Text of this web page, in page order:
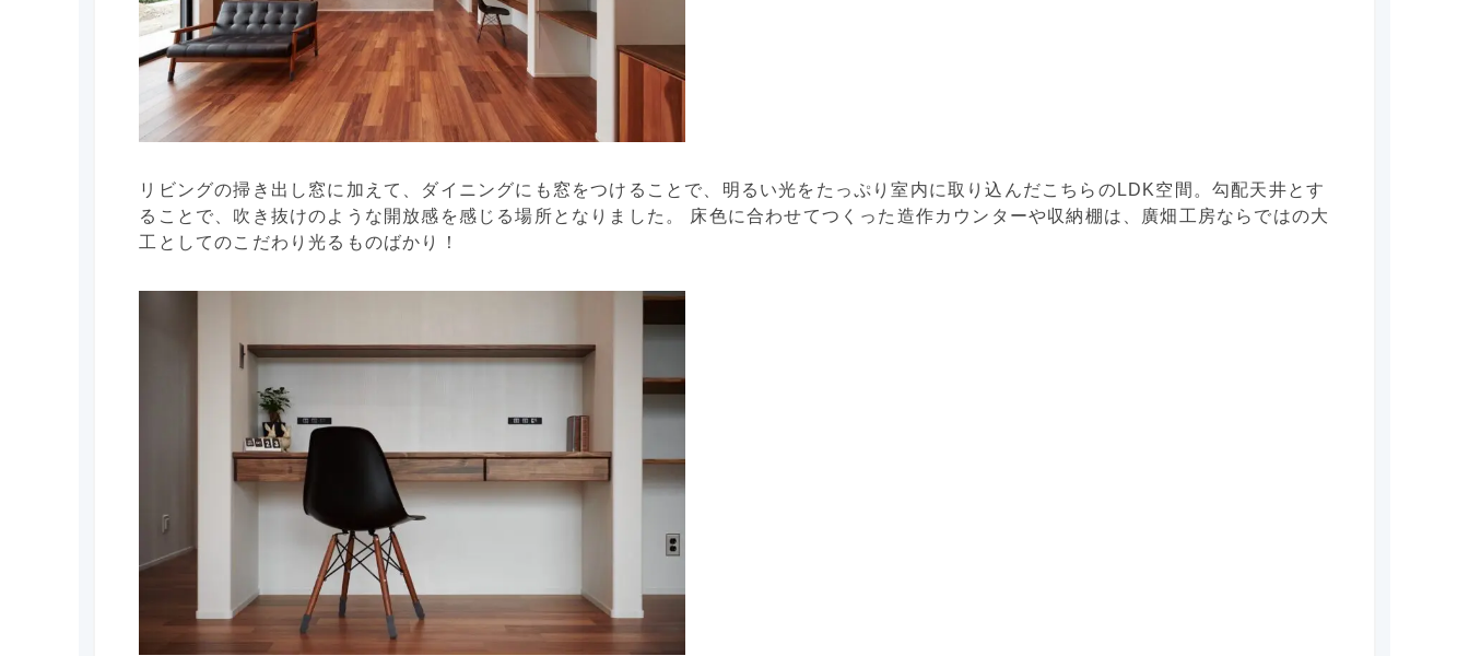
リビングの掃き出し窓に加えて、ダイニングにも窓をつけることで、明るい光をたっぷり室内に取り込んだこちらのLDK空間。勾配天井とす
ることで、吹き抜けのような開放感を感じる場所となりました。 床色に合わせてつくった造作カウンターや収納棚は、廣畑工房ならではの大
工としてのこだわり光るものばかり！